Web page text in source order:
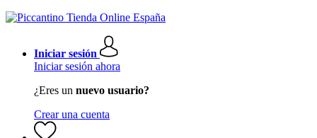
Iniciar sesión
Iniciar sesión ahora
¿Eres un nuevo usuario?
Crear una cuenta